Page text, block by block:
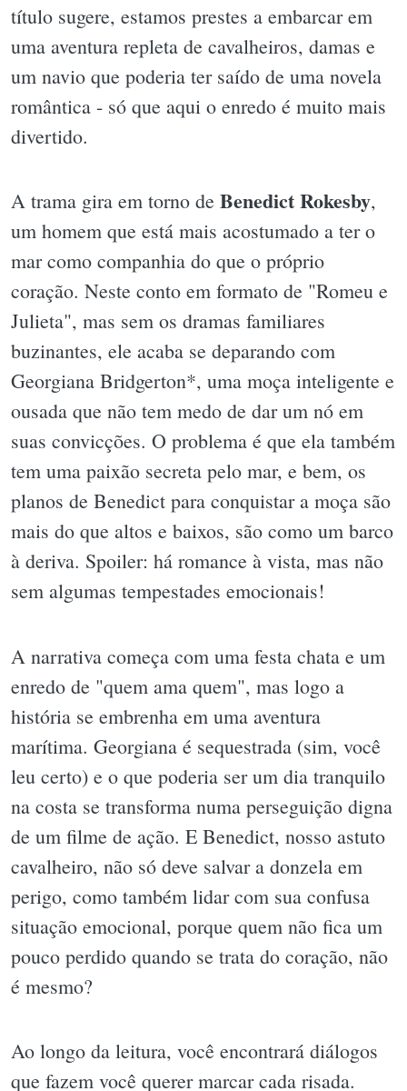
título sugere, estamos prestes a embarcar em
uma aventura repleta de cavalheiros, damas e
um navio que poderia ter saído de uma novela
romântica - só que aqui o enredo é muito mais
divertido.
A trama gira em torno de Benedict Rokesby,
um homem que está mais acostumado a ter o
mar como companhia do que o próprio
coração. Neste conto em formato de "Romeu e
Julieta", mas sem os dramas familiares
buzinantes, ele acaba se deparando com
Georgiana Bridgerton*, uma moça inteligente e
ousada que não tem medo de dar um nó em
suas convicções. O problema é que ela também
tem uma paixão secreta pelo mar, e bem, os
planos de Benedict para conquistar a moça são
mais do que altos e baixos, são como um barco
à deriva. Spoiler: há romance à vista, mas não
sem algumas tempestades emocionais!
A narrativa começa com uma festa chata e um
enredo de "quem ama quem", mas logo a
história se embrenha em uma aventura
marítima. Georgiana é sequestrada (sim, você
leu certo) e o que poderia ser um dia tranquilo
na costa se transforma numa perseguição digna
de um filme de ação. E Benedict, nosso astuto
cavalheiro, não só deve salvar a donzela em
perigo, como também lidar com sua confusa
situação emocional, porque quem não fica um
pouco perdido quando se trata do coração, não
é mesmo?
Ao longo da leitura, você encontrará diálogos
que fazem você querer marcar cada risada.